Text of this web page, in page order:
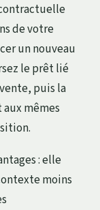
de votre
un nouveau
le prêt lié
puis la
mêmes
: elle
moins